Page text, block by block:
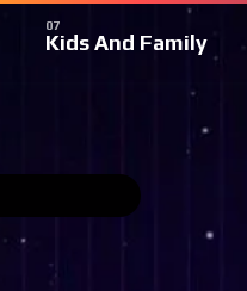
Kids And Family